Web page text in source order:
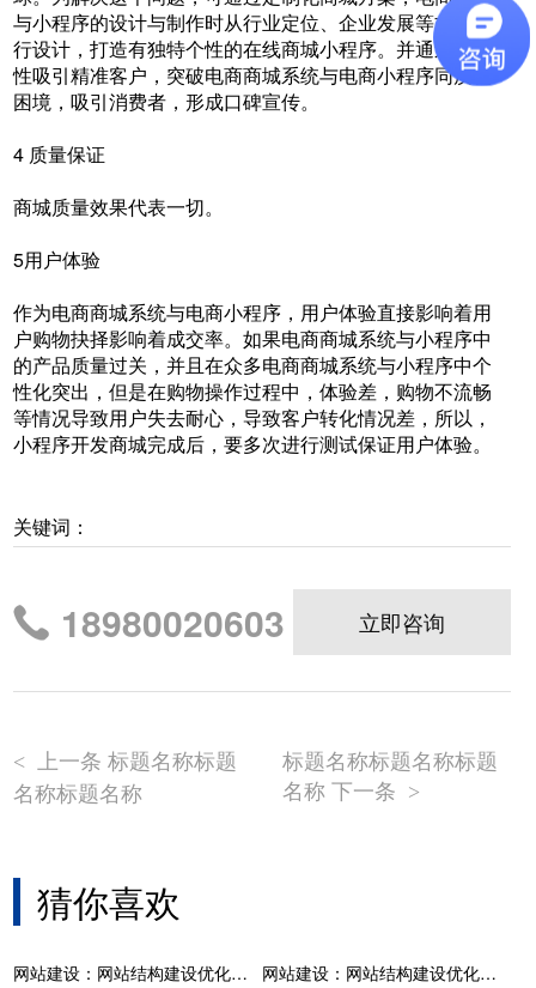
与小程序的设计与制作时从行业定位、企业发展等方面进
行设计，打造有独特个性的在线商城小程序。并通过差异
性吸引精准客户，突破电商商城系统与电商小程序同质化
困境，吸引消费者，形成口碑宣传。
4 质量保证
商城质量效果代表一切。
5用户体验
作为电商商城系统与电商小程序，用户体验直接影响着用
户购物抉择影响着成交率。如果电商商城系统与小程序中
的产品质量过关，并且在众多电商商城系统与小程序中个
性化突出，但是在购物操作过程中，体验差，购物不流畅
等情况导致用户失去耐心，导致客户转化情况差，所以，
小程序开发商城完成后，要多次进行测试保证用户体验。
关键词：
18980020603 立即咨询
<
上一条 标题名称标题
名称标题名称
标题名称标题名称标题
名称 下一条 >
猜你喜欢
网站建设：网站结构建设优化有哪些方式
网站建设：网站结构建设优化有哪些方式